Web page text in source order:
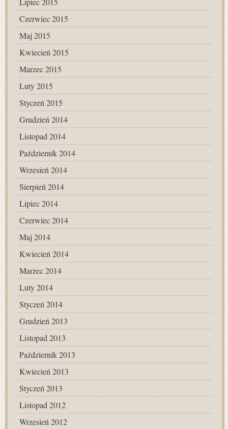
Czerwiec 2015
Maj 2015
Kwiecień 2015
Marzec 2015
Luty 2015
Styczeń 2015
Grudzień 2014
Listopad 2014
Październik 2014
Wrzesień 2014
Sierpień 2014
Lipiec 2014
Czerwiec 2014
Maj 2014
Kwiecień 2014
Marzec 2014
Luty 2014
Styczeń 2014
Grudzień 2013
Listopad 2013
Październik 2013
Kwiecień 2013
Styczeń 2013
Listopad 2012
Wrzesień 2012